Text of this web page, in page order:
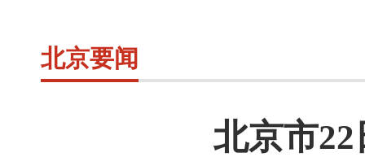
北京要闻
北京市